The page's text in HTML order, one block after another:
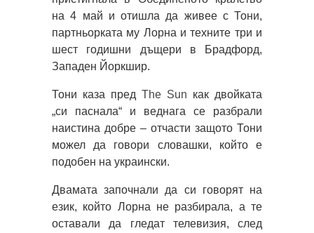
на 4 май и отишла да живее с Тони,
партньорката му Лорна и техните три и
шест годишни дъщери в Брадфорд,
Западен Йоркшир.
Тони каза пред The Sun как двойката
„си паснала“ и веднага се разбрали
наистина добре – отчасти защото Тони
можел да говори словашки, който е
подобен на украински.
Двамата започнали да си говорят на
език, който Лорна не разбирала, а те
оставали да гледат телевизия, след